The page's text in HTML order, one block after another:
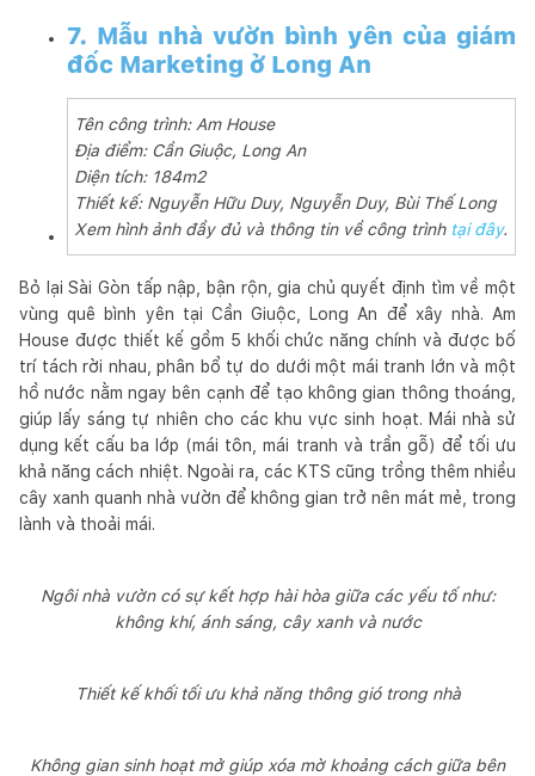
7. Mẫu nhà vườn bình yên của giám
đốc Marketing ở Long An
Tên công trình: Am House
Địa điểm: Cần Giuộc, Long An
Diện tích: 184m2
Thiết kế: Nguyễn Hữu Duy, Nguyễn Duy, Bùi Thế Long
Xem hình ảnh đầy đủ và thông tin về công trình tại đây.
Bỏ lại Sài Gòn tấp nập, bận rộn, gia chủ quyết định tìm về một
vùng quê bình yên tại Cần Giuộc, Long An để xây nhà. Am
House được thiết kế gồm 5 khối chức năng chính và được bố
trí tách rời nhau, phân bổ tự do dưới một mái tranh lớn và một
hồ nước nằm ngay bên cạnh để tạo không gian thông thoáng,
giúp lấy sáng tự nhiên cho các khu vực sinh hoạt. Mái nhà sử
dụng kết cấu ba lớp (mái tôn, mái tranh và trần gỗ) để tối ưu
khả năng cách nhiệt. Ngoài ra, các KTS cũng trồng thêm nhiều
cây xanh quanh nhà vườn để không gian trở nên mát mẻ, trong
lành và thoải mái.
Ngôi nhà vườn có sự kết hợp hài hòa giữa các yếu tố như:
không khí, ánh sáng, cây xanh và nước
Thiết kế khối tối ưu khả năng thông gió trong nhà
Không gian sinh hoạt mở giúp xóa mờ khoảng cách giữa bên